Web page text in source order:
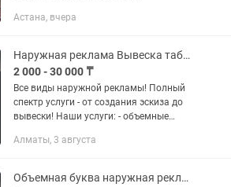
Я; Изготовление вывесок от 1-го дня
БЕСПЛАТНО!!!...
Астана, вчера
Наружная реклама Вывеска табличка
2 000 - 30 000 ₸
Все виды наружной рекламы! Полный
спектр услуги - от создания эскиза до
вывески! Наши услуги: - объемные
накладные буквы - лайтбоксы (
Алматы, 3 августа
Объемная буква наружная реклама